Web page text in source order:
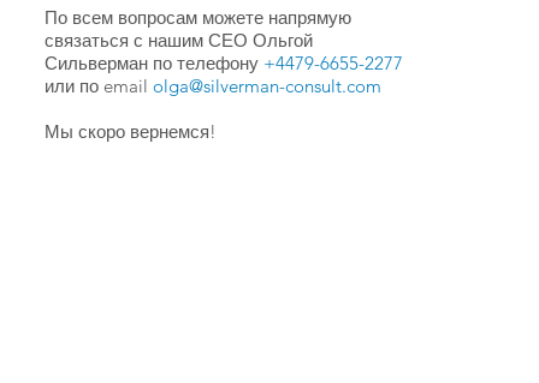
По всем вопросам можете напрямую
связаться с нашим СЕО Ольгой
Сильверман по телефону +4479-6655-2277
или по emailolga@silverman-consult.com
Мы скоро вернемся!